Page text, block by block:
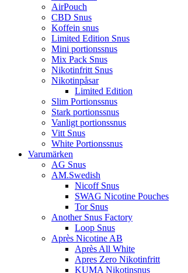
AirPouch
CBD Snus
Koffein snus
Limited Edition Snus
Mini portionssnus
Mix Pack Snus
Nikotinfritt Snus
Nikotinpåsar
Limited Edition
Slim Portionssnus
Stark portionssnus
Vanligt portionssnus
Vitt Snus
White Portionssnus
Varumärken
AG Snus
AM.Swedish
Nicoff Snus
SWAG Nicotine Pouches
Tor Snus
Another Snus Factory
Loop Snus
Après Nicotine AB
Après All White
Apres Zero Nikotinfritt
KUMA Nikotinsnus